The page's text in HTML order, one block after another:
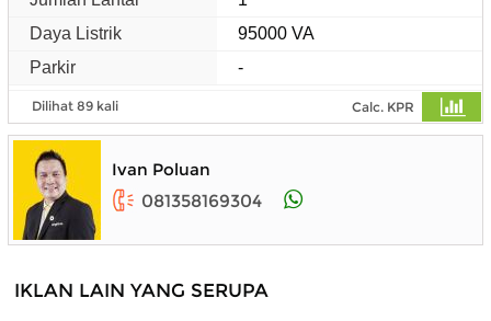
Daya Listrik
95000 VA
Parkir
-
Dilihat 89 kali Calc. KPR
Ivan Poluan
081358169304
IKLAN LAIN YANG SERUPA